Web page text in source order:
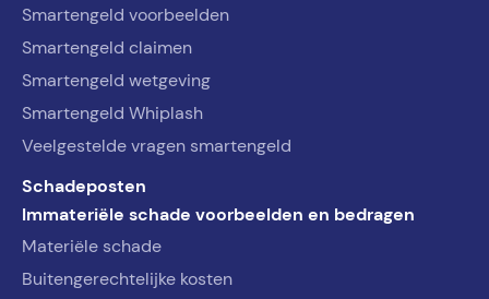
Smartengeld voorbeelden
Smartengeld claimen
Smartengeld wetgeving
Smartengeld Whiplash
Veelgestelde vragen smartengeld
Schadeposten
Immateriële schade voorbeelden en bedragen
Materiële schade
Buitengerechtelijke kosten